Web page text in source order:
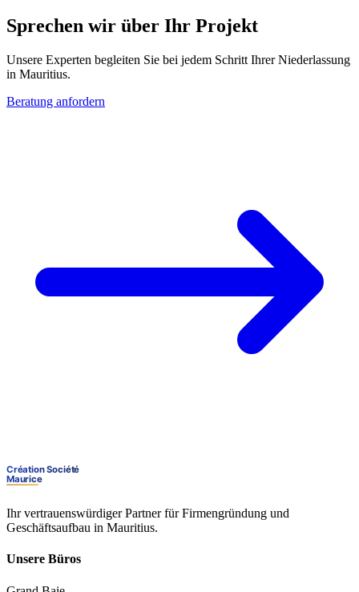
Sprechen wir über Ihr Projekt
Unsere Experten begleiten Sie bei jedem Schritt Ihrer Niederlassung
in Mauritius.
Beratung anfordern
Ihr vertrauenswürdiger Partner für Firmengründung und
Geschäftsaufbau in Mauritius.
Unsere Büros